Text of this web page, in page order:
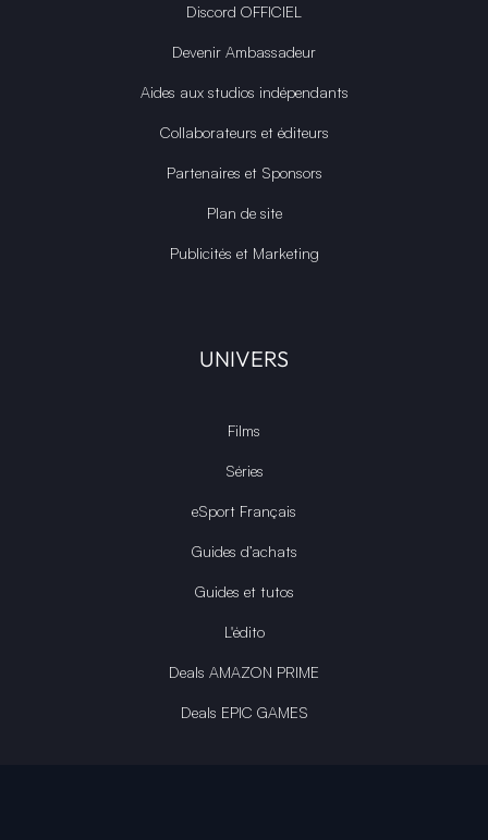
Discord OFFICIEL
Devenir Ambassadeur
Aides aux studios indépendants
Collaborateurs et éditeurs
Partenaires et Sponsors
Plan de site
Publicités et Marketing
UNIVERS
Films
Séries
eSport Français
Guides d’achats
Guides et tutos
L'édito
Deals AMAZON PRIME
Deals EPIC GAMES